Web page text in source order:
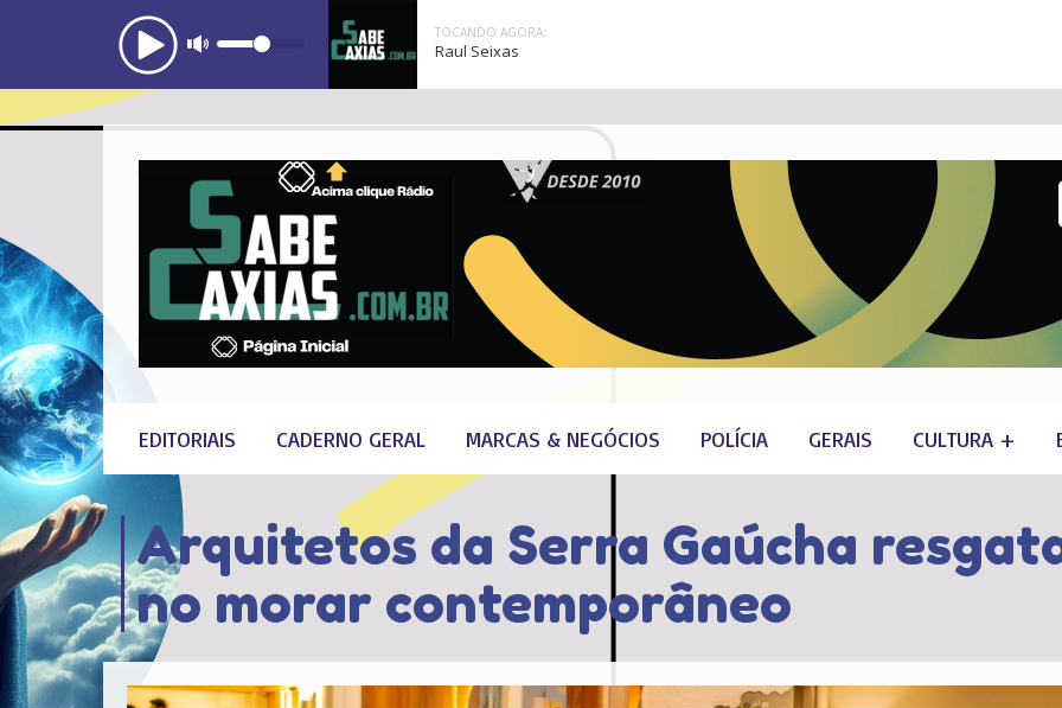
TOCANDO AGORA:
Raul Seixas
EDITORIAIS CADERNO GERAL MARCAS & NEGÓCIOS POLÍCIA GERAIS CULTURA +
Arquitetos da Serra Gaúcha
no morar contemporâneo